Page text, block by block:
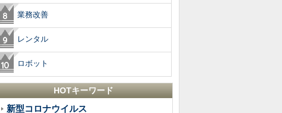
業務改善
レンタル
ロボット
HOTキーワード
新型コロナウイルス